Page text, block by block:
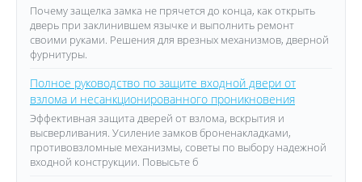
Почему защелка замка не прячется до конца, как открыть
дверь при заклинившем язычке и выполнить ремонт
своими руками. Решения для врезных механизмов, дверной
фурнитуры.
Полное руководство по защите входной двери от
взлома и несанкционированного проникновения
Эффективная защита дверей от взлома, вскрытия и
высверливания. Усиление замков броненакладками,
противовзломные механизмы, советы по выбору надежной
входной конструкции. Повысьте б